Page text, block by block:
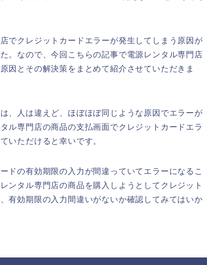
でクレジットカードエラーが発生してしまう原因が
。なので、今回こちらの記事で電源レンタル専門店
因とその解決策をまとめて紹介させていただきま
、人は違えど、ほぼほぼ同じような原因でエラーが
ル専門店の商品の支払画面でクレジットカードエラ
いただけると幸いです。
ドの有効期限の入力が間違っていてエラーになるこ
ンタル専門店の商品を購入しようとしてクレジット
有効期限の入力間違いがないか確認してみてはいか